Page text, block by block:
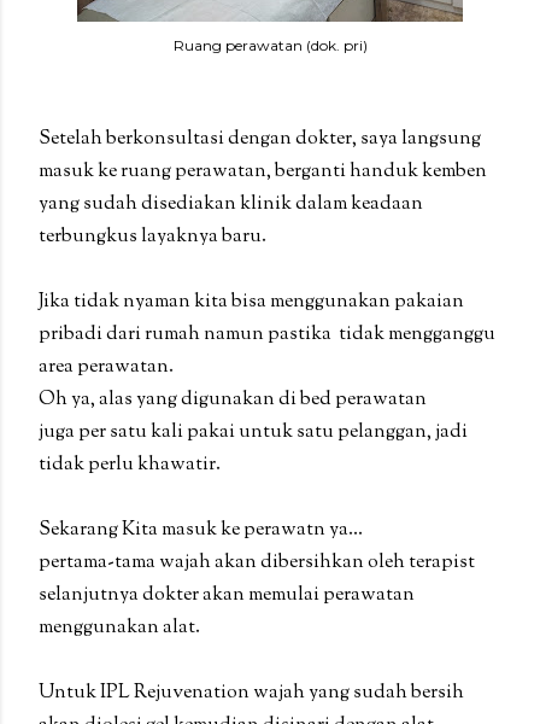
Ruang perawatan (dok. pri)
Setelah berkonsultasi dengan dokter, saya langsung
masuk ke ruang perawatan, berganti handuk kemben
yang sudah disediakan klinik dalam keadaan
terbungkus layaknya baru.
Jika tidak nyaman kita bisa menggunakan pakaian
pribadi dari rumah namun pastika tidak mengganggu
area perawatan.
Oh ya, alas yang digunakan di bed perawatan
juga per satu kali pakai untuk satu pelanggan, jadi
tidak perlu khawatir.
Sekarang Kita masuk ke perawatn ya...
pertama-tama wajah akan dibersihkan oleh terapist
selanjutnya dokter akan memulai perawatan
menggunakan alat.
Untuk IPL Rejuvenation wajah yang sudah bersih